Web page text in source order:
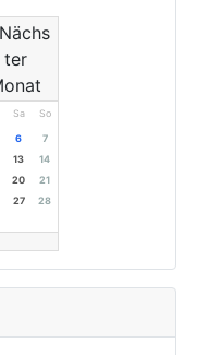
Sa So
6
7
13
14
20
21
27
28